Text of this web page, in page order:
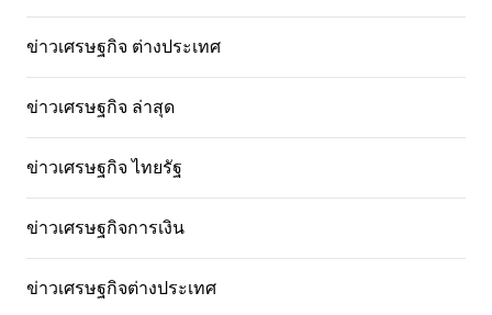
ข่าวเศรษฐกิจ ต่างประเทศ
ข่าวเศรษฐกิจ ล่าสุด
ข่าวเศรษฐกิจ ไทยรัฐ
ข่าวเศรษฐกิจการเงิน
ข่าวเศรษฐกิจต่างประเทศ